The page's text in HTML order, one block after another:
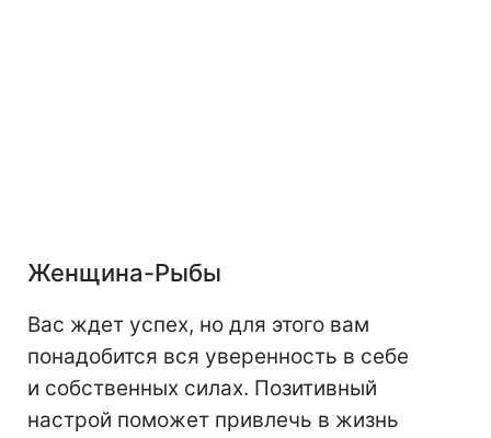
Женщина-Рыбы
Вас ждет успех, но для этого вам
понадобится вся уверенность в себе
и собственных силах. Позитивный
настрой поможет привлечь в жизнь